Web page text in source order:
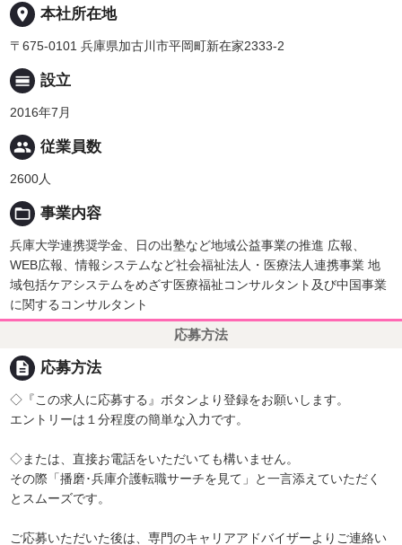
place 本社所在地
〒675-0101 兵庫県加古川市平岡町新在家2333-2
calendar_view_day 設立
2016年7月
people 従業員数
2600人
folder_open 事業内容
兵庫大学連携奨学金、日の出塾など地域公益事業の推進 広報、
WEB広報、情報システムなど社会福祉法人・医療法人連携事業 地
域包括ケアシステムをめざす医療福祉コンサルタント及び中国事業
に関するコンサルタント
応募方法
description 応募方法
◇『この求人に応募する』ボタンより登録をお願いします。
エントリーは１分程度の簡単な入力です。
◇または、直接お電話をいただいても構いません。
その際「播磨･兵庫介護転職サーチを見て」と一言添えていただく
とスムーズです。
ご応募いただいた後は、専門のキャリアアドバイザーよりご連絡い